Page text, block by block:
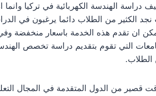
الهندسة الكهربائية في تركيا وانما
الكثير من الطلاب دائما يرغبون في
ان تقدم هذه الخدمة باسعار منخفضة
التي تقوم بتقديم دراسة تخصص الهندسة
الطلاب.
من الدول المتقدمة في المجال